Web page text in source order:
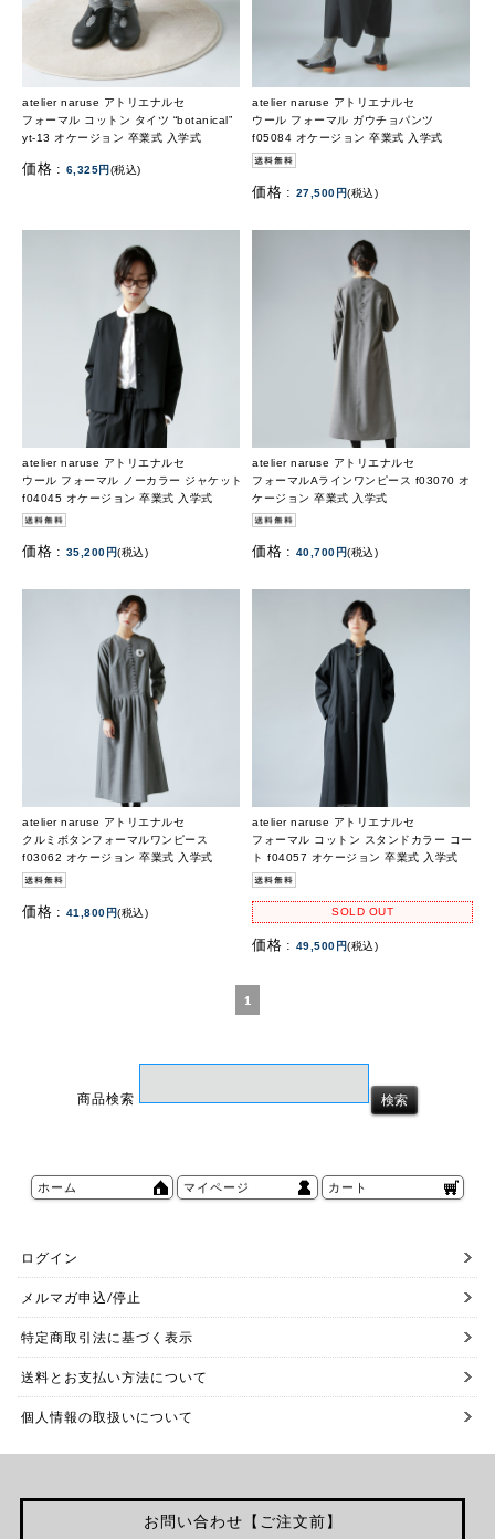
atelier naruse アトリエナルセ
フォーマル コットン タイツ “botanical”
yt-13 オケージョン 卒業式 入学式
価格 : 6,325円(税込)
atelier naruse アトリエナルセ
ウール フォーマル ガウチョパンツ
f05084 オケージョン 卒業式 入学式
価格 : 27,500円(税込)
atelier naruse アトリエナルセ
ウール フォーマル ノーカラー ジャケット
f04045 オケージョン 卒業式 入学式
価格 : 35,200円(税込)
atelier naruse アトリエナルセ
フォーマルAラインワンピース f03070 オ
ケージョン 卒業式 入学式
価格 : 40,700円(税込)
atelier naruse アトリエナルセ
クルミボタンフォーマルワンピース
f03062 オケージョン 卒業式 入学式
価格 : 41,800円(税込)
atelier naruse アトリエナルセ
フォーマル コットン スタンドカラー コー
ト f04057 オケージョン 卒業式 入学式
SOLD OUT
価格 : 49,500円(税込)
1
商品検索
ホーム マイページ カート
ログイン
メルマガ申込/停止
特定商取引法に基づく表示
送料とお支払い方法について
個人情報の取扱いについて
お問い合わせ【ご注文前】